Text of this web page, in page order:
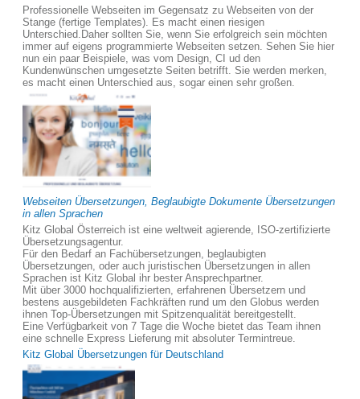
Professionelle Webseiten im Gegensatz zu Webseiten von der
Stange (fertige Templates). Es macht einen riesigen
Unterschied.Daher sollten Sie, wenn Sie erfolgreich sein möchten
immer auf eigens programmierte Webseiten setzen. Sehen Sie hier
nun ein paar Beispiele, was vom Design, CI ud den
Kundenwünschen umgesetzte Seiten betrifft. Sie werden merken,
es macht einen Unterschied aus, sogar einen sehr großen.
Webseiten Übersetzungen, Beglaubigte Dokumente Übersetzungen
in allen Sprachen
Kitz Global Österreich ist eine weltweit agierende, ISO-zertifizierte
Übersetzungsagentur.
Für den Bedarf an Fachübersetzungen, beglaubigten
Übersetzungen, oder auch juristischen Übersetzungen in allen
Sprachen ist Kitz Global ihr bester Ansprechpartner.
Mit über 3000 hochqualifizierten, erfahrenen Übersetzern und
bestens ausgebildeten Fachkräften rund um den Globus werden
ihnen Top-Übersetzungen mit Spitzenqualität bereitgestellt.
Eine Verfügbarkeit von 7 Tage die Woche bietet das Team ihnen
eine schnelle Express Lieferung mit absoluter Termintreue.
Kitz Global Übersetzungen für Deutschland